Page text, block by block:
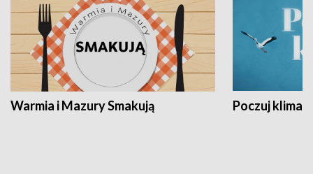
Warmia i Mazury Smakują Poczuj klimat